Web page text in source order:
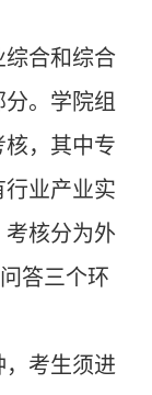
综合和综合
。学院组
，其中专
业产业实
核分为外
答三个环
，考生须进